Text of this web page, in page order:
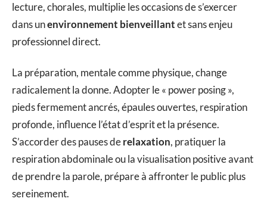
lecture, chorales, multiplie les occasions de s’exercer
dans unenvironnement bienveillantet sans enjeu
professionnel direct.
La préparation, mentale comme physique, change
radicalement la donne. Adopter le « power posing »,
pieds fermement ancrés, épaules ouvertes, respiration
profonde, influence l’état d’esprit et la présence.
S’accorder des pauses derelaxation, pratiquer la
respiration abdominale ou la visualisation positive avant
de prendre la parole, prépare à affronter le public plus
sereinement.